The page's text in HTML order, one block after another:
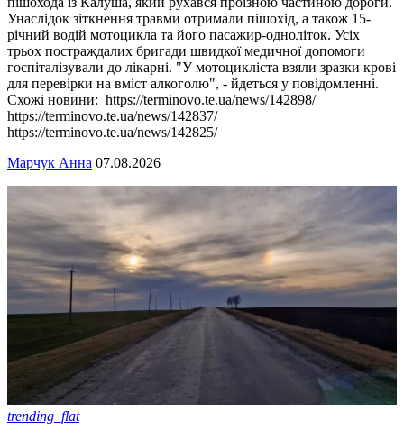
Унаслідок зіткнення травми отримали пішохід, а також 15-
річний водій мотоцикла та його пасажир-одноліток. Усіх
трьох постраждалих бригади швидкої медичної допомоги
госпіталізували до лікарні. "У мотоцикліста взяли зразки крові
для перевірки на вміст алкоголю", - йдеться у повідомленні.
Схожі новини: https://terminovo.te.ua/news/142898/
https://terminovo.te.ua/news/142837/
https://terminovo.te.ua/news/142825/
Марчук Анна 07.08.2026
trending_flat